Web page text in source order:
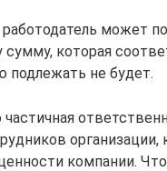
работодатель может
которая
подлежать не будет.
компании.